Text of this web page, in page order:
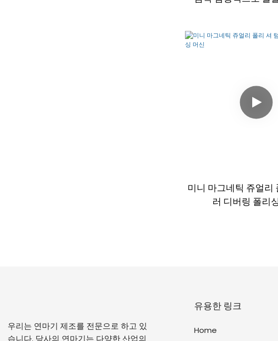
미니 마그네틱 쥬얼리
러 디버링 폴리
우리는 연마기 제조를 전문으로 하고 있
유용한 링크
Home